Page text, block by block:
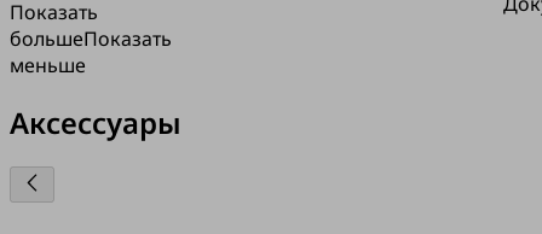
Показать
большеПоказать
меньше
Аксессуары